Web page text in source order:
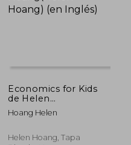
Economics for Kids
de Helen
Hoang(Helen Hoang)
(en Inglés)
Hoang Helen
Helen Hoang, Tapa